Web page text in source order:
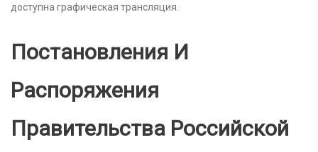
доступна графическая трансляция.
Постановления И
Распоряжения
Правительства Российской